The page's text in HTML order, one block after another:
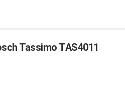
Tassimo TAS4011